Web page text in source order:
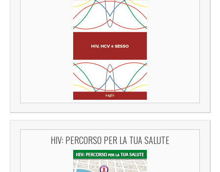
HIV: PERCORSO PER LA TUA SALUTE